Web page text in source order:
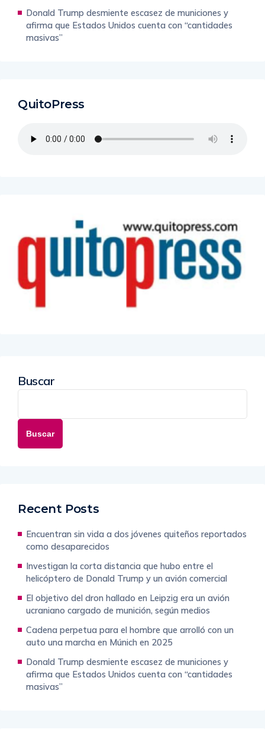
Donald Trump desmiente escasez de municiones y
afirma que Estados Unidos cuenta con “cantidades
masivas”
QuitoPress
Buscar
Buscar
Recent Posts
Encuentran sin vida a dos jóvenes quiteños reportados
como desaparecidos
Investigan la corta distancia que hubo entre el
helicóptero de Donald Trump y un avión comercial
El objetivo del dron hallado en Leipzig era un avión
ucraniano cargado de munición, según medios
Cadena perpetua para el hombre que arrolló con un
auto una marcha en Múnich en 2025
Donald Trump desmiente escasez de municiones y
afirma que Estados Unidos cuenta con “cantidades
masivas”